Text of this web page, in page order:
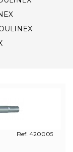
Ref. 420005